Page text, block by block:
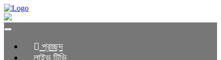
Toggle
প্রচ্ছদ
লাইভ টিভি